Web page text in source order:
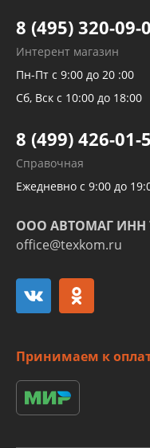
Тормозных трубок
Рукавов гидроусилителей
Рукавов компрессоров и
Трубок кондиционеров
Развертка пайка
алюминиевых трубок и
8 (495) 320-09-
Интерент магазин
Пн-Пт с 9:00 до 20 :00
Сб, Вск с 10:00 до 18:00
8 (499) 426-01-
Справочная
Ежедневно с 9:00 до
ООО АВТОМАГ ИНН
office@texkom.ru
Принимаем к